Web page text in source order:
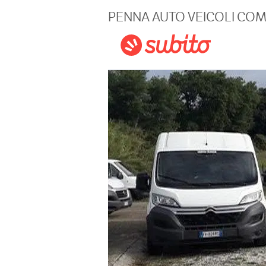
Magazine
PENNA AUTO VEICOLI